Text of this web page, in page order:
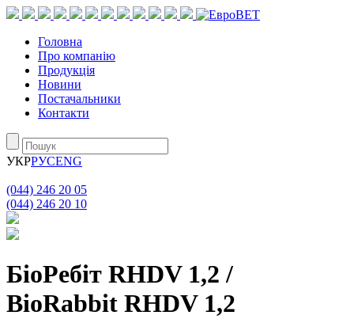
Головна
Про компанію
Продукція
Новини
Постачальники
Контакти
УКРРУСENG
(044) 246 20 05
(044) 246 20 10
БiоРебiт RHDV 1,2 /
BioRabbit RHDV 1,2